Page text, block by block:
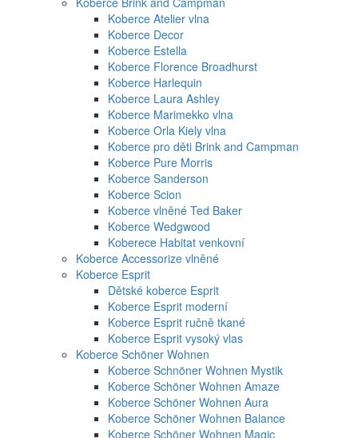
Koberce Atelier vlna
Koberce Decor
Koberce Estella
Koberce Florence Broadhurst
Koberce Harlequin
Koberce Laura Ashley
Koberce Marimekko vlna
Koberce Orla Kiely vlna
Koberce pro děti Brink and Campman
Koberce Pure Morris
Koberce Sanderson
Koberce Scion
Koberce vlněné Ted Baker
Koberce Wedgwood
Koberece Habitat venkovní
Koberce Accessorize vlněné
Koberce Esprit
Dětské koberce Esprit
Koberce Esprit moderní
Koberce Esprit ručně tkané
Koberce Esprit vysoký vlas
Koberce Schöner Wohnen
Koberce Schnöner Wohnen Mystik
Koberce Schöner Wohnen Amaze
Koberce Schöner Wohnen Aura
Koberce Schöner Wohnen Balance
Koberce Schöner Wohnen Magic